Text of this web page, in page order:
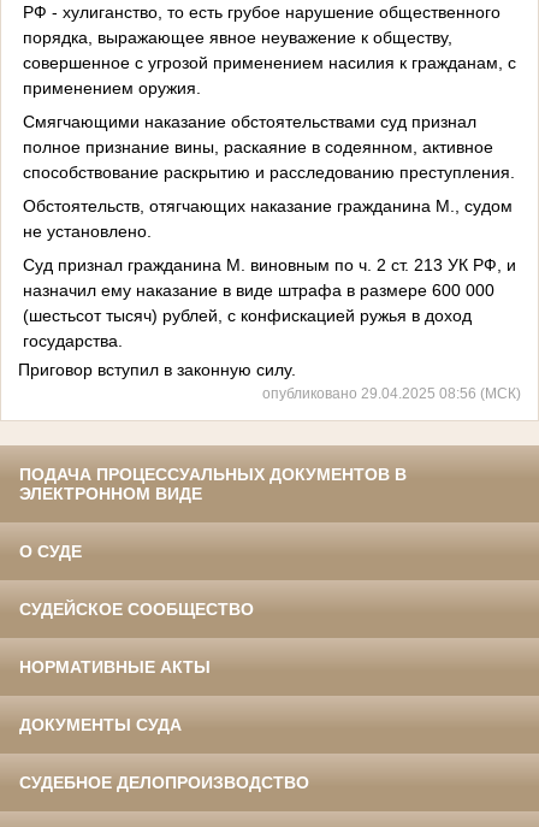
РФ - хулиганство, то есть грубое нарушение общественного
порядка, выражающее явное неуважение к обществу,
совершенное с угрозой применением насилия к гражданам, с
применением оружия.
Смягчающими наказание обстоятельствами суд признал
полное признание вины, раскаяние в содеянном, активное
способствование раскрытию и расследованию преступления.
Обстоятельств, отягчающих наказание гражданина М., судом
не установлено.
Суд признал гражданина М. виновным по ч. 2 ст. 213 УК РФ, и
назначил ему наказание в виде штрафа в размере 600 000
(шестьсот тысяч) рублей, с конфискацией ружья в доход
государства.
Приговор вступил в законную силу.
опубликовано 29.04.2025 08:56 (МСК)
ПОДАЧА ПРОЦЕССУАЛЬНЫХ ДОКУМЕНТОВ В
ЭЛЕКТРОННОМ ВИДЕ
О СУДЕ
СУДЕЙСКОЕ СООБЩЕСТВО
НОРМАТИВНЫЕ АКТЫ
ДОКУМЕНТЫ СУДА
СУДЕБНОЕ ДЕЛОПРОИЗВОДСТВО